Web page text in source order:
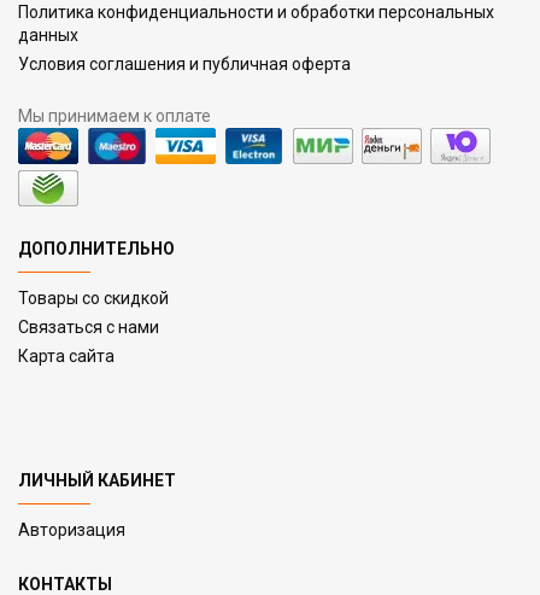
Политика конфиденциальности и обработки персональных
данных
Условия соглашения и публичная оферта
Мы принимаем к оплате
ДОПОЛНИТЕЛЬНО
Товары со скидкой
Связаться с нами
Карта сайта
ЛИЧНЫЙ КАБИНЕТ
Авторизация
КОНТАКТЫ